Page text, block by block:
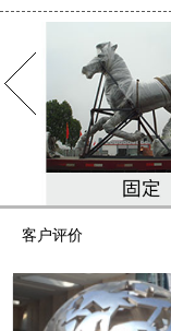
客户评价